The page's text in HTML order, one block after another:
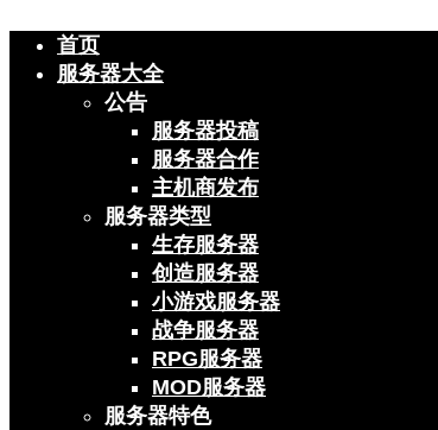
首页
服务器大全
公告
服务器投稿
服务器合作
主机商发布
服务器类型
生存服务器
创造服务器
小游戏服务器
战争服务器
RPG服务器
MOD服务器
服务器特色